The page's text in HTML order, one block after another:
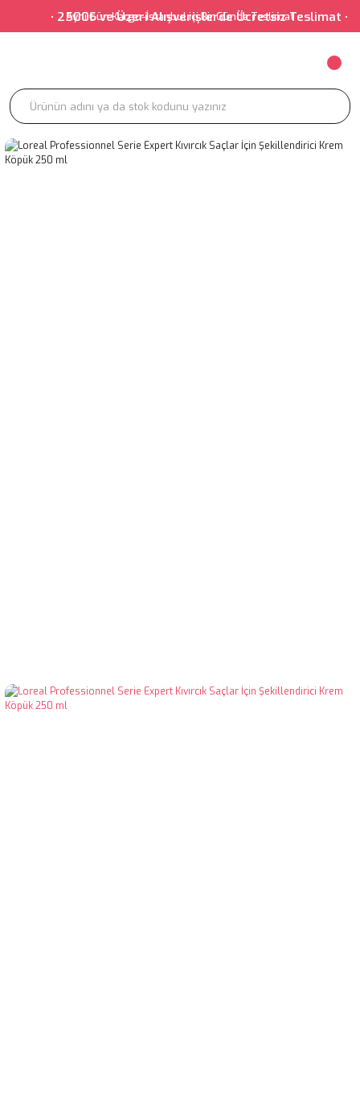
Aynı Gün Kargo-İstanbul içi Bir Günde Teslimat
• 2500₺ ve Üzeri Alışverişlerde Ücretsiz